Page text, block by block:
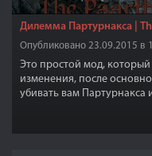
Дилемма Партурнакса |
Опубликовано 23.09.2015 в
Это простой мод,
изменения, после
убивать вам Партурнакса